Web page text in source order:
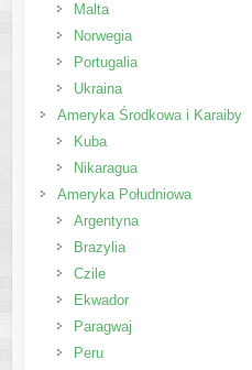
Malta
Norwegia
Portugalia
Ukraina
Ameryka Środkowa i Karaiby
Kuba
Nikaragua
Ameryka Południowa
Argentyna
Brazylia
Czile
Ekwador
Paragwaj
Peru